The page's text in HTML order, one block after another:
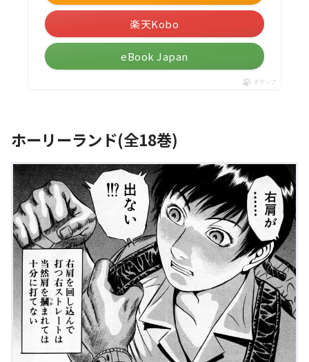
楽天Kobo
eBook Japan
ポチップ
ホーリーランド(全18巻)